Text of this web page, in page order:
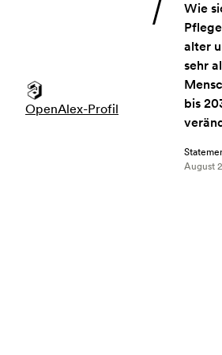
OpenAlex-Profil
Wie
alter
sehr
bis
August
Angebot: